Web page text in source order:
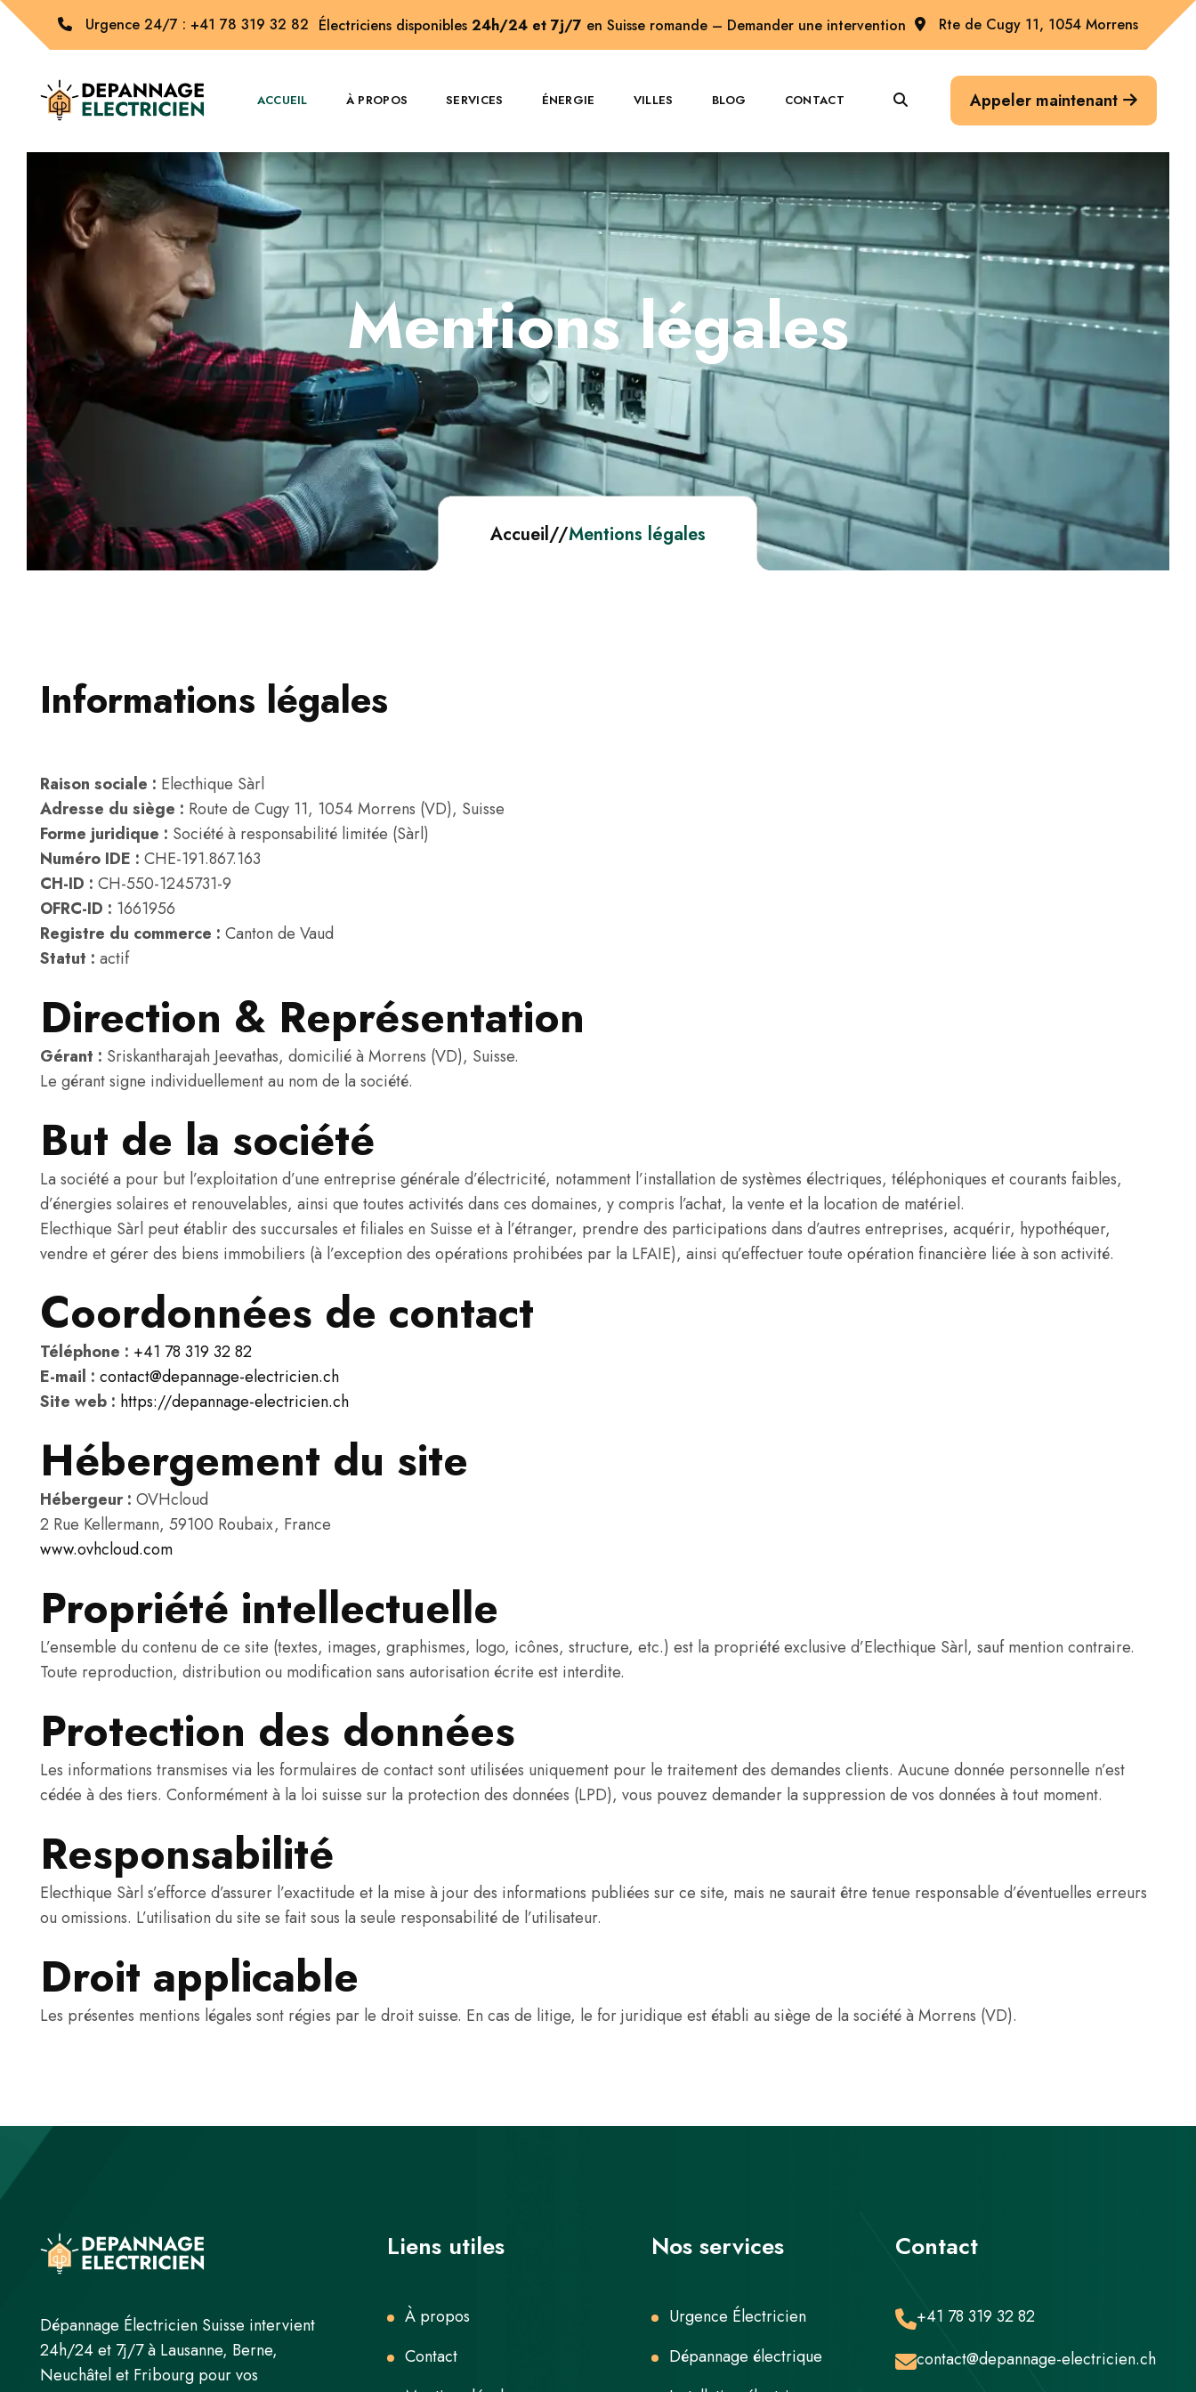
Urgence 24/7 : +41 78 319 32 82 Électriciens disponibles 24h/24 et 7j/7 en Suisse romande – Demander une intervention Rte de Cugy 11, 1054 Morrens
ACCUEIL À PROPOS SERVICES ÉNERGIE VILLES BLOG CONTACT Appeler maintenant
Mentions légales
Accueil//Mentions légales
Informations légales
Raison sociale : Electhique Sàrl
Adresse du siège : Route de Cugy 11, 1054 Morrens (VD), Suisse
Forme juridique : Société à responsabilité limitée (Sàrl)
Numéro IDE : CHE-191.867.163
CH-ID : CH-550-1245731-9
OFRC-ID : 1661956
Registre du commerce : Canton de Vaud
Statut : actif
Direction & Représentation
Gérant : Sriskantharajah Jeevathas, domicilié à Morrens (VD), Suisse.
Le gérant signe individuellement au nom de la société.
But de la société
La société a pour but l’exploitation d’une entreprise générale d’électricité, notamment l’installation de systèmes électriques, téléphoniques et courants faibles,
d’énergies solaires et renouvelables, ainsi que toutes activités dans ces domaines, y compris l’achat, la vente et la location de matériel.
Electhique Sàrl peut établir des succursales et filiales en Suisse et à l’étranger, prendre des participations dans d’autres entreprises, acquérir, hypothéquer,
vendre et gérer des biens immobiliers (à l’exception des opérations prohibées par la LFAIE), ainsi qu’effectuer toute opération financière liée à son activité.
Coordonnées de contact
Téléphone : +41 78 319 32 82
E-mail : contact@depannage-electricien.ch
Site web : https://depannage-electricien.ch
Hébergement du site
Hébergeur : OVHcloud
2 Rue Kellermann, 59100 Roubaix, France
www.ovhcloud.com
Propriété intellectuelle
L’ensemble du contenu de ce site (textes, images, graphismes, logo, icônes, structure, etc.) est la propriété exclusive d’Electhique Sàrl, sauf mention contraire.
Toute reproduction, distribution ou modification sans autorisation écrite est interdite.
Protection des données
Les informations transmises via les formulaires de contact sont utilisées uniquement pour le traitement des demandes clients. Aucune donnée personnelle n’est
cédée à des tiers. Conformément à la loi suisse sur la protection des données (LPD), vous pouvez demander la suppression de vos données à tout moment.
Responsabilité
Electhique Sàrl s’efforce d’assurer l’exactitude et la mise à jour des informations publiées sur ce site, mais ne saurait être tenue responsable d’éventuelles erreurs
ou omissions. L’utilisation du site se fait sous la seule responsabilité de l’utilisateur.
Droit applicable
Les présentes mentions légales sont régies par le droit suisse. En cas de litige, le for juridique est établi au siège de la société à Morrens (VD).
Dépannage Électricien Suisse intervient
24h/24 et 7j/7 à Lausanne, Berne,
Neuchâtel et Fribourg pour vos
Liens utiles
À propos
Contact
Nos services
Urgence Électricien
Dépannage électrique
Contact
+41 78 319 32 82
contact@depannage-electricien.ch